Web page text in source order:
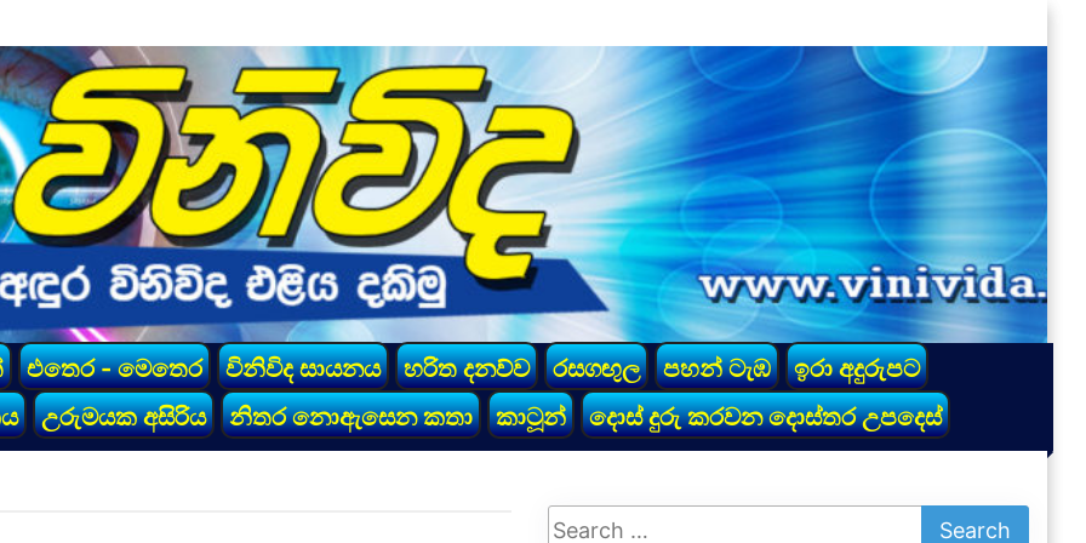
එතෙර - මෙතෙර විනිවිද සායනය හරිත දනව්ව රසගඟුල පහන් ටැඹ
ඉරා අදුරුපට
උරුමයක අසිරිය නිතර නොඇසෙන කතා කාටූන් දොස් දුරු කරවන දොස්තර උපදෙස්